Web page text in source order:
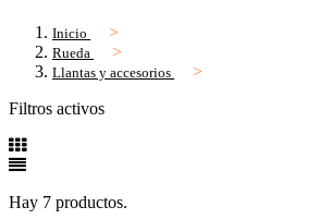
Inicio
Rueda
Llantas y accesorios
Filtros activos
Hay 7 productos.